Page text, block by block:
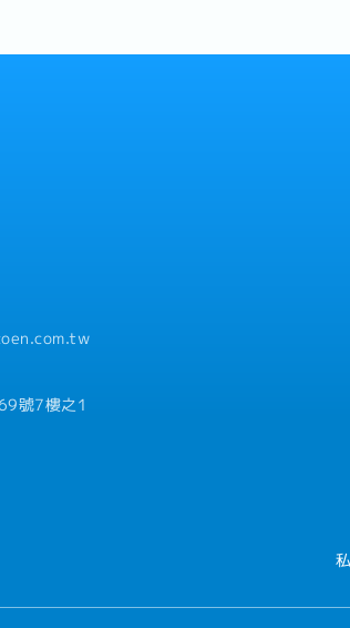
管理資料、檢驗紀錄及相關報告・定期
・年收約14個月，依業績而定 ※正職員
・住宅津貼（常駐於客戶端的情況，公
號7樓之1